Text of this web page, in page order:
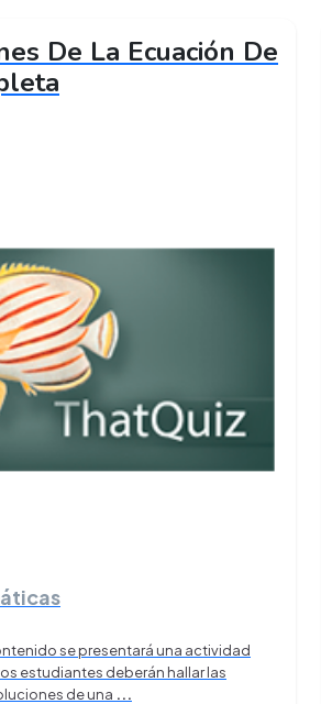
De La Ecuación De
se presentará una actividad
estudiantes deberán hallar las
de una ...